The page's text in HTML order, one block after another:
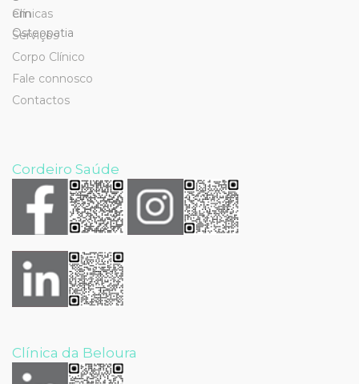
Clínicas
Serviços
Corpo Clínico
Fale connosco
Contactos
Cordeiro Saúde
Clínica da Beloura